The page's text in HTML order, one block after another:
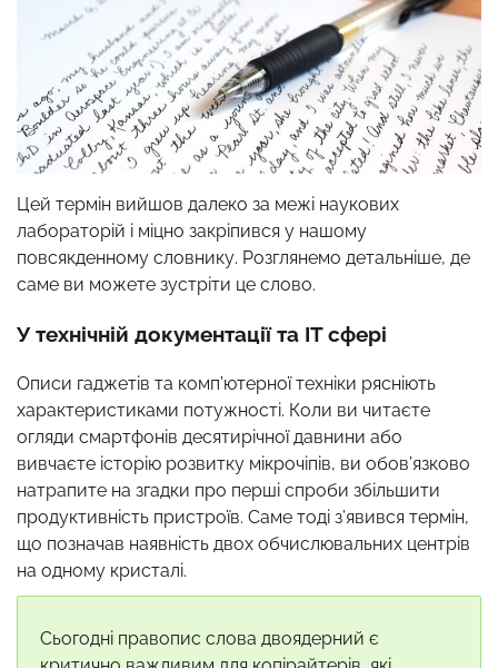
Цей термін вийшов далеко за межі наукових
лабораторій і міцно закріпився у нашому
повсякденному словнику. Розглянемо детальніше, де
саме ви можете зустріти це слово.
У технічній документації та IT сфері
Описи гаджетів та комп’ютерної техніки рясніють
характеристиками потужності. Коли ви читаєте
огляди смартфонів десятирічної давнини або
вивчаєте історію розвитку мікрочіпів, ви обов’язково
натрапите на згадки про перші спроби збільшити
продуктивність пристроїв. Саме тоді з’явився термін,
що позначав наявність двох обчислювальних центрів
на одному кристалі.
Сьогодні правопис слова двоядерний є